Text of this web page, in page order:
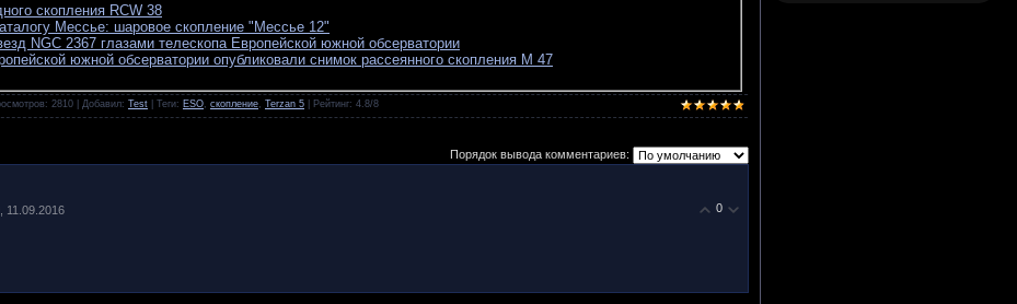
скопления RCW 38
Мессье: шаровое скопление "Мессье 12"
NGC 2367 глазами телескопа Европейской южной обсерватории
южной обсерватории опубликовали снимок рассеянного скопления М 47
: 2810 | Добавил: Test Теги: ESO, скопление, Terzan 5 Рейтинг: 4.8/8
Порядок вывода комментариев:
0
11.09.2016